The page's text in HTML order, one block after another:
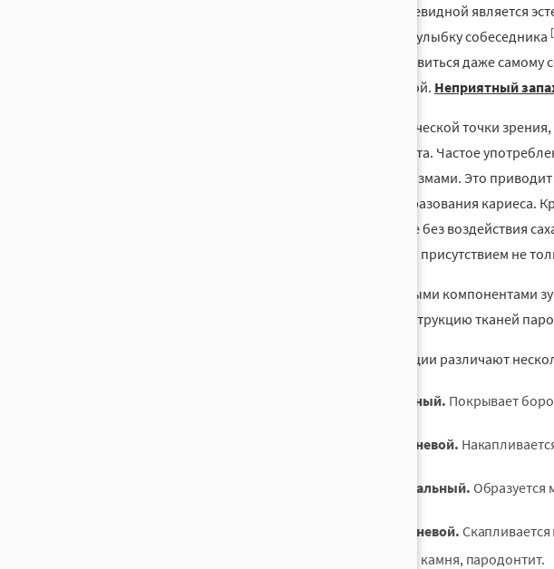
Наиболее очевидной является
внимание на улыбку собеседника
может не нравиться даже
своей улыбкой. Неприятный
С физиологической точки
зубного налёта. Частое
микроорганизмами. Это
процессе образования кариеса.
в 1,8 раз даже без воздействия
обусловлены присутствием не
Неотъемлемыми компонентами
ускоряют деструкцию тканей
По локализации различают
Фиссурный. Покрывает
Наддесневой.
Маргинальный. Образуется
Поддесневой.
зубного камня, пародонтит.